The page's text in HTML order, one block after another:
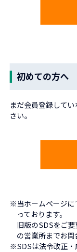
初めての方へ
まだ会員登録して
さい。
※当ホームページに
っております。
旧版のSDSをご
の営業所までお問
※SDSは法令改正・